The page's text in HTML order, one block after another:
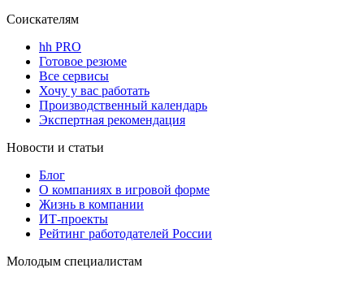
Соискателям
hh PRO
Готовое резюме
Все сервисы
Хочу у вас работать
Производственный календарь
Экспертная рекомендация
Новости и статьи
Блог
О компаниях в игровой форме
Жизнь в компании
ИТ-проекты
Рейтинг работодателей России
Молодым специалистам